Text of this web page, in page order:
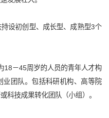
设初创型、成长型、成熟型3个
－45周岁的人员的青年人才构
业团队。包括科研机构、高等院
科技成果转化团队（小组）。